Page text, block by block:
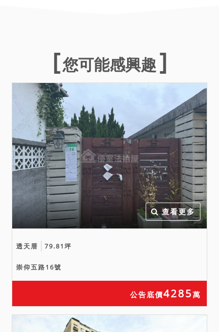
項規定之適用問題。
七、投標日期：中華民國
115年6月11日第2次拍賣。
（下午2時30分開始投標，3
時開標。）
您可能感興趣
查看更多
透天厝 79.81坪
崇仰五路16號
公告底價4285萬